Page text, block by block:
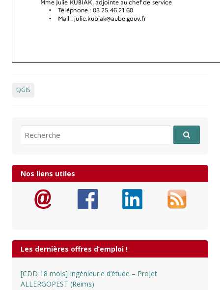
QGIS
Recherche pour:
Nos liens utiles
Les dernières offres d’emploi !
[CDD 18 mois] Ingénieur.e d’étude – Projet
ALLERGOPEST (Reims)